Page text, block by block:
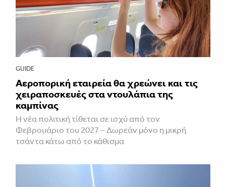
GUIDE
Αεροπορική εταιρεία θα χρεώνει και τις
χειραποσκευές στα ντουλάπια της
καμπίνας
Η νέα πολιτική τίθεται σε ισχύ από τον
Φεβρουάριο του 2027 – Δωρεάν μόνο η μικρή
τσάντα κάτω από το κάθισμα